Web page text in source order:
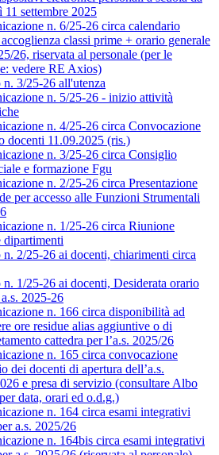
11 settembre 2025
n. 6/25-26 circa calendario
classi prime + orario generale
26, riservata al personale (per le
vedere RE Axios)
3/25-26 all'utenza
n. 5/25-26 - inizio attività
n. 4/25-26 circa Convocazione
docenti 11.09.2025 (ris.)
n. 3/25-26 circa Consiglio
e formazione Fgu
n. 2/25-26 circa Presentazione
per accesso alle Funzioni Strumentali
n. 1/25-26 circa Riunione
dipartimenti
2/25-26 ai docenti, chiarimenti circa
1/25-26 ai docenti, Desiderata orario
2025-26
n. 166 circa disponibilità ad
ore residue alias aggiuntive o di
cattedra per l’a.s. 2025/26
n. 165 circa convocazione
dei docenti di apertura dell’a.s.
e presa di servizio (consultare Albo
data, orari ed o.d.g.)
n. 164 circa esami integrativi
a.s. 2025/26
n. 164bis circa esami integrativi